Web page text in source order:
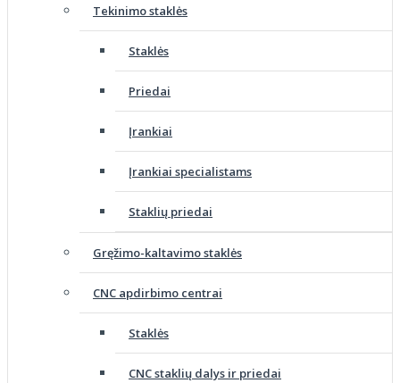
Tekinimo staklės
Staklės
Priedai
Įrankiai
Įrankiai specialistams
Staklių priedai
Gręžimo-kaltavimo staklės
CNC apdirbimo centrai
Staklės
CNC staklių dalys ir priedai